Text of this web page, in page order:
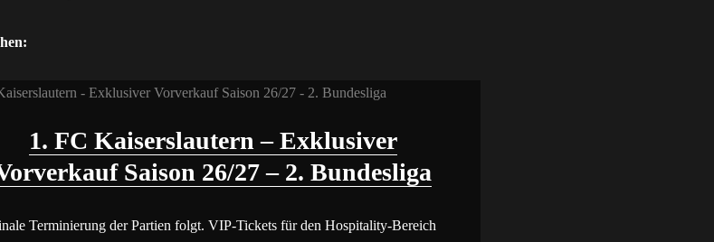
1. FC Kaiserslautern – Exklusiver
Saison 26/27 – 2. Bundesliga
Terminierung der Partien folgt. VIP-Tickets für den Hospitality-Bereich